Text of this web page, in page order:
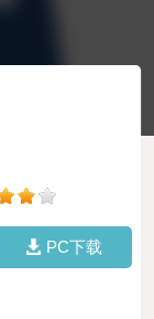
PC下载